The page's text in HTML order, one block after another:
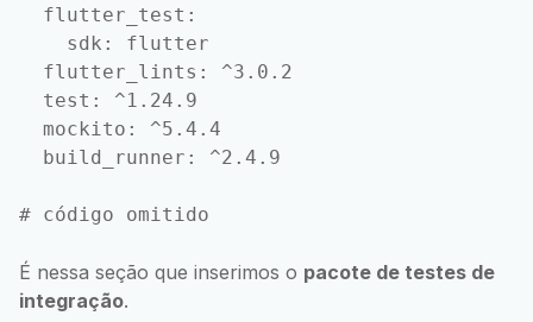
  flutter_test:
    sdk: flutter
  flutter_lints: ^3.0.2
  test: ^1.24.9
  mockito: ^5.4.4
  build_runner: ^2.4.9
É nessa seção que inserimos o pacote de testes de
integração.